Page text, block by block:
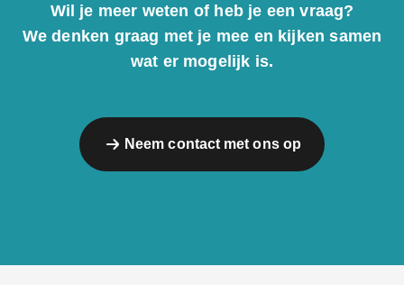
Wil je meer weten of heb je een vraag?
We denken graag met je mee en kijken samen
wat er mogelijk is.
Neem contact met ons op